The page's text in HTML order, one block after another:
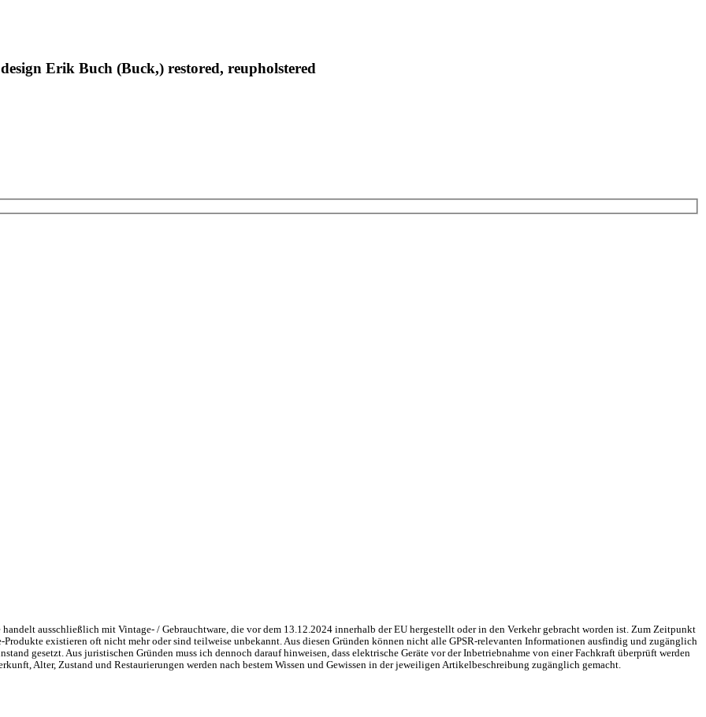
Erik Buch (Buck,) restored, reupholstered
ausschließlich mit Vintage- / Gebrauchtware, die vor dem 13.12.2024 innerhalb der EU hergestellt oder in den Verkehr gebracht worden ist. Zum Zeitpunkt
existieren oft nicht mehr oder sind teilweise unbekannt. Aus diesen Gründen können nicht alle GPSR-relevanten Informationen ausfindig und zugänglich
gesetzt. Aus juristischen Gründen muss ich dennoch darauf hinweisen, dass elektrische Geräte vor der Inbetriebnahme von einer Fachkraft überprüft werden
Alter, Zustand und Restaurierungen werden nach bestem Wissen und Gewissen in der jeweiligen Artikelbeschreibung zugänglich gemacht.